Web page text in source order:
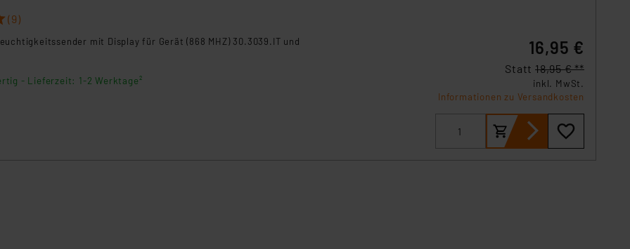
Dienstleistern stützt sich auf die Standarddatenschutzklauseln der Europäischen
Beurteilung der mit der Datenübermittlung, insbesondere der Art der übermittelten
(9)
mit Display für Gerät (868 MHZ) 30.3039.IT und
- Lieferzeit: 1-2 Werktage²
16,95 €
Statt 18,95 € **
inkl. MwSt.
Informationen zu Versandkosten